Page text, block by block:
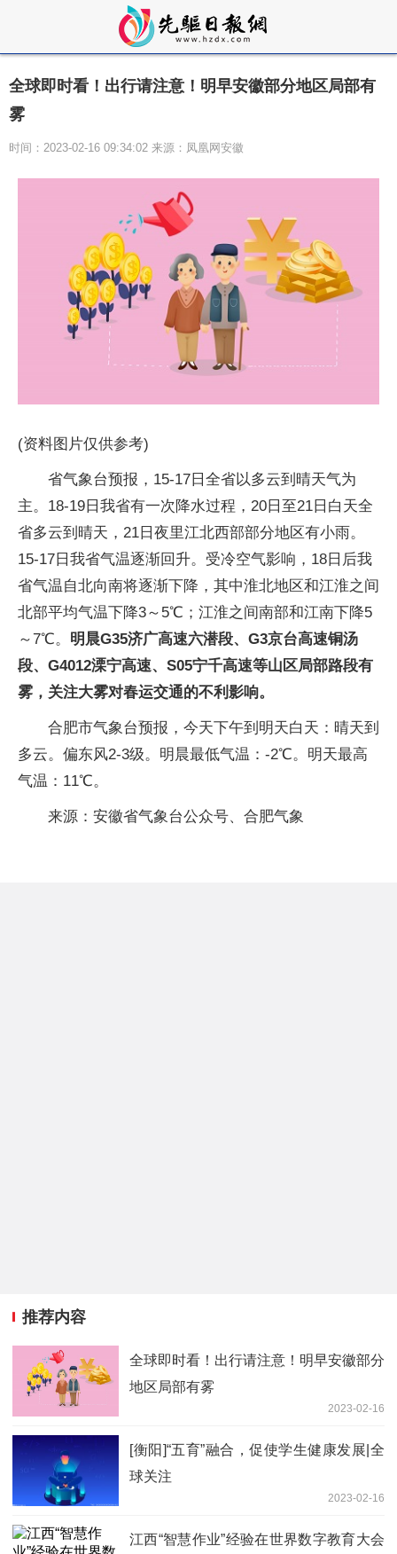
全球即时看！出行请注意！明早安徽部分地区局部有
雾
时间：2023-02-16 09:34:02 来源：凤凰网安徽
(资料图片仅供参考)
省气象台预报，15-17日全省以多云到晴天气为
主。18-19日我省有一次降水过程，20日至21日白天全
省多云到晴天，21日夜里江北西部部分地区有小雨。
15-17日我省气温逐渐回升。受冷空气影响，18日后我
省气温自北向南将逐渐下降，其中淮北地区和江淮之间
北部平均气温下降3～5℃；江淮之间南部和江南下降5
～7℃。 明晨G35济广高速六潜段、G3京台高速铜汤
段、G4012溧宁高速、S05宁千高速等山区局部路段有
雾，关注大雾对春运交通的不利影响。
合肥市气象台预报，今天下午到明天白天：晴天到
多云。偏东风2-3级。明晨最低气温：-2℃。明天最高
气温：11℃。
来源：安徽省气象台公众号、合肥气象
推荐内容
全球即时看！出行请注意！明早安徽部分
地区局部有雾
2023-02-16
[衡阳]“五育”融合，促使学生健康发展|全
球关注
2023-02-16
江西“智慧作业”经验在世界数字教育大会